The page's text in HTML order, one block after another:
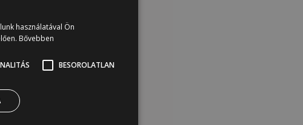
használatával Ön
Bővebben
BESOROLATLAN